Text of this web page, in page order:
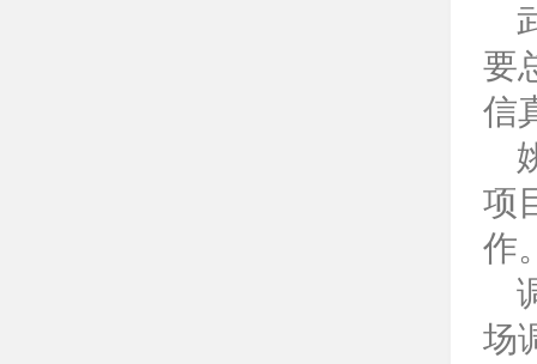
要
信
项
作
场